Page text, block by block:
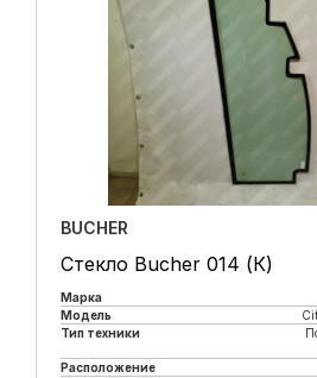
BUCHER
Стекло Bucher 014 (К)
Марка
Модель
Тип техники
Расположение